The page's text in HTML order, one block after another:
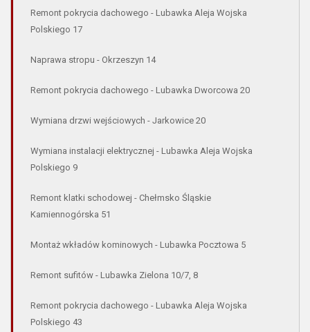
Remont pokrycia dachowego - Lubawka Aleja Wojska
Polskiego 17
Naprawa stropu - Okrzeszyn 14
Remont pokrycia dachowego - Lubawka Dworcowa 20
Wymiana drzwi wejściowych - Jarkowice 20
Wymiana instalacji elektrycznej - Lubawka Aleja Wojska
Polskiego 9
Remont klatki schodowej - Chełmsko Śląskie
Kamiennogórska 51
Montaż wkładów kominowych - Lubawka Pocztowa 5
Remont sufitów - Lubawka Zielona 10/7, 8
Remont pokrycia dachowego - Lubawka Aleja Wojska
Polskiego 43